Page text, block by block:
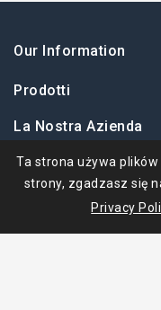
Our Information
Prodotti
La Nostra Azienda
Twoje Konto
Ta strona używa
strony, zgadzasz się
Privacy